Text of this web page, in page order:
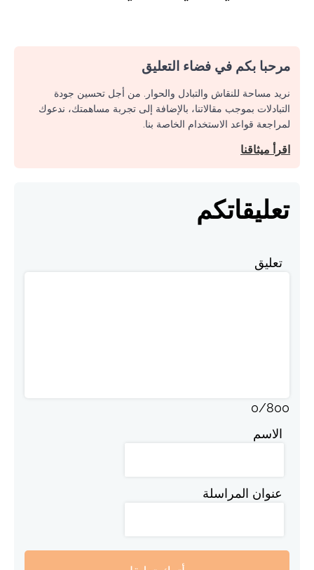
مرحبا بكم في فضاء التعليق
نريد مساحة للنقاش والتبادل والحوار. من أجل تحسين جودة
التبادلات بموجب مقالاتنا، بالإضافة إلى تجربة مساهمتك، ندعوك
لمراجعة قواعد الاستخدام الخاصة بنا.
اقرأ ميثاقنا
تعليقاتكم
تعليق
0/800
الاسم
عنوان المراسلة